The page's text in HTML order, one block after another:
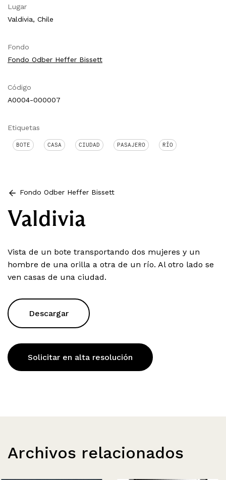
Lugar
Valdivia, Chile
Fondo
Fondo Odber Heffer Bissett
Código
A0004-000007
Etiquetas
BOTE CASA CIUDAD PASAJERO RÍO
Fondo Odber Heffer Bissett
Valdivia
Vista de un bote transportando dos mujeres y un
hombre de una orilla a otra de un río. Al otro lado se
ven casas de una ciudad.
Descargar
Solicitar en alta resolución
Archivos relacionados